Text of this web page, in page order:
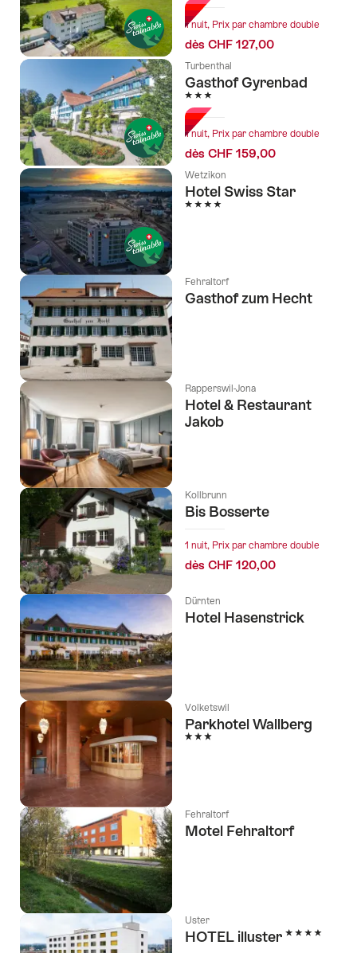
tags
suivants
1 nuit, Prix par chambre double
dès CHF 127,00
Turbenthal
Gasthof Gyrenbad
3 étoiles
1 nuit, Prix par chambre double
dès CHF 159,00
Wetzikon
Hotel Swiss Star
4 étoiles
Fehraltorf
Gasthof zum Hecht
Rapperswil-Jona
Hotel & Restaurant
Jakob
Kollbrunn
Bis Bosserte
1 nuit, Prix par chambre double
dès CHF 120,00
Dürnten
Hotel Hasenstrick
Volketswil
Parkhotel Wallberg
3 étoiles
Fehraltorf
Motel Fehraltorf
Uster
HOTEL illuster 4 étoiles